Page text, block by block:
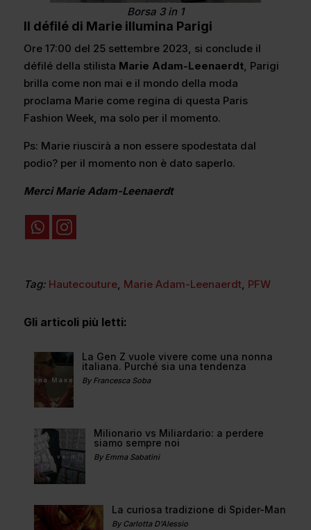
Borsa 3 in 1
Il défilé di Marie illumina Parigi
Ore 17:00 del 25 settembre 2023, si conclude il
défilé della stilista Marie Adam-Leenaerdt, Parigi
brilla come non mai e il mondo della moda
proclama Marie come regina di questa Paris
Fashion Week, ma solo per il momento.
Ps: Marie riuscirà a non essere spodestata dal
podio? per il momento non è dato saperlo.
Merci Marie Adam-Leenaerdt
Tag: Hautecouture, Marie Adam-Leenaerdt, PFW
Gli articoli più letti:
La Gen Z vuole vivere come una nonna
italiana. Purché sia una tendenza
By Francesca Soba
Milionario vs Miliardario: a perdere
siamo sempre noi
By Emma Sabatini
La curiosa tradizione di Spider-Man
By Carlotta D'Alessio